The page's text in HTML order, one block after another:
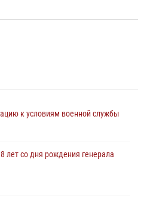
к условиям военной службы
лет со дня рождения генерала